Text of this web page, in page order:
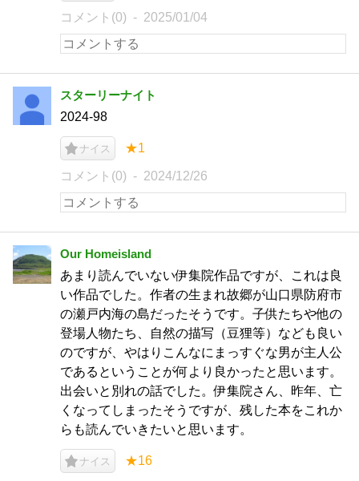
コメント(0) 2025/01/04
スターリーナイト
2024-98
ナイス ★1
コメント(0) 2024/12/26
Our Homeisland
あまり読んでいない伊集院作品ですが、これは良
い作品でした。作者の生まれ故郷が山口県防府市
の瀬戸内海の島だったそうです。子供たちや他の
登場人物たち、自然の描写（豆狸等）なども良い
のですが、やはりこんなにまっすぐな男が主人公
であるということが何より良かったと思います。
出会いと別れの話でした。伊集院さん、昨年、亡
くなってしまったそうですが、残した本をこれか
らも読んでいきたいと思います。
ナイス ★16